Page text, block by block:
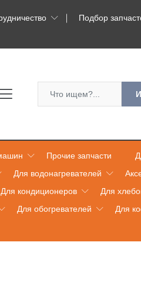
Подбор
Прочие запчасти
Для водонагревателей
Для кондиционеров Для
Для обогревателей Для